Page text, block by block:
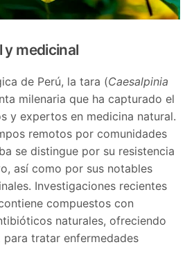
y medicinal
de Perú, la tara (Caesalpinia
milenaria que ha capturado el
y expertos en medicina natural.
remotos por comunidades
se distingue por su resistencia
así como por sus notables
Investigaciones recientes
compuestos con
naturales, ofreciendo
para tratar enfermedades